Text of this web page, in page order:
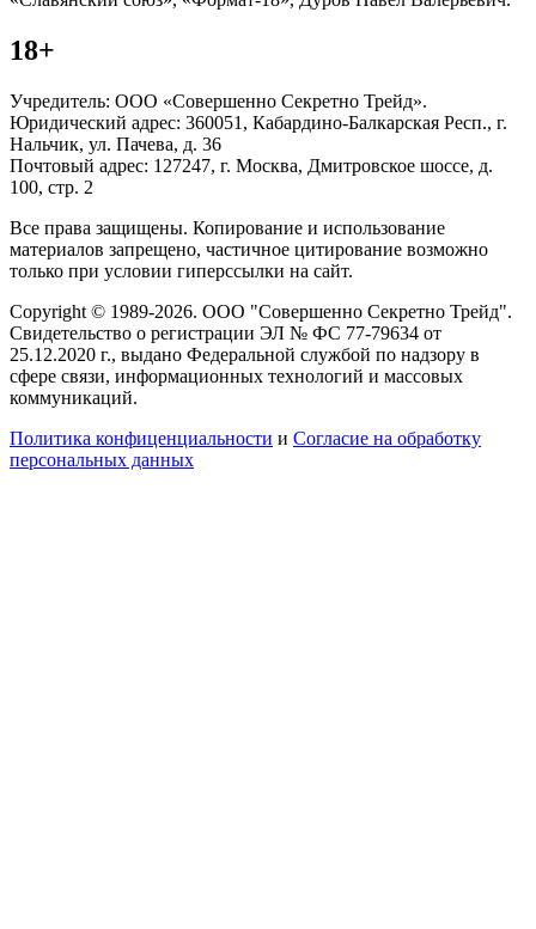
18+
Учредитель: ООО «Совершенно Секретно Трейд».
Юридический адрес: 360051, Кабардино-Балкарская Респ., г.
Нальчик, ул. Пачева, д. 36
Почтовый адрес: 127247, г. Москва, Дмитровское шоссе, д.
100, стр. 2
Все права защищены. Копирование и использование
материалов запрещено, частичное цитирование возможно
только при условии гиперссылки на сайт.
Copyright © 1989-2026. ООО "Совершенно Секретно Трейд".
Свидетельство о регистрации ЭЛ № ФС 77-79634 от
25.12.2020 г., выдано Федеральной службой по надзору в
сфере связи, информационных технологий и массовых
коммуникаций.
Политика конфиценциальности и Согласие на обработку
персональных данных